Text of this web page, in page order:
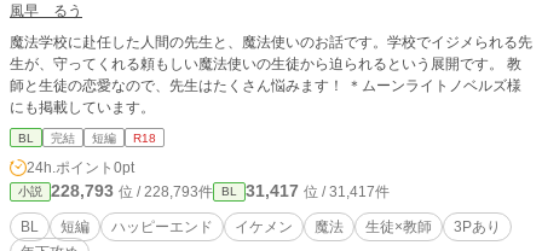
風早 るう
魔法学校に赴任した人間の先生と、魔法使いのお話です。学校でイジメられる先
生が、守ってくれる頼もしい魔法使いの生徒から迫られるという展開です。 教
師と生徒の恋愛なので、先生はたくさん悩みます！ ＊ムーンライトノベルズ様
にも掲載しています。
BL 完結 短編 R18
24h.ポイント 0pt
小説 228,793 位 / 228,793件 BL 31,417 位 / 31,417件
BL 短編 ハッピーエンド イケメン 魔法 生徒×教師
3Pあり